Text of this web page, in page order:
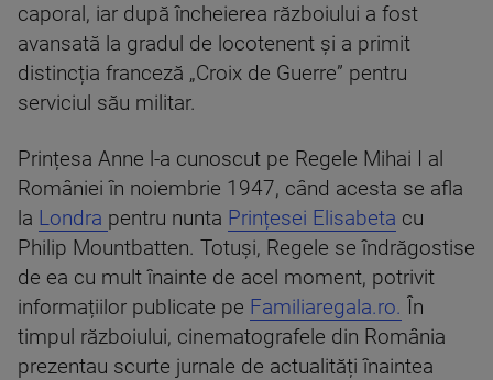
caporal, iar după încheierea războiului a fost
avansată la gradul de locotenent și a primit
distincția franceză „Croix de Guerre” pentru
serviciul său militar.
Prințesa Anne l-a cunoscut pe Regele Mihai I al
României în noiembrie 1947, când acesta se afla
la Londra pentru nunta Prințesei Elisabeta cu
Philip Mountbatten. Totuși, Regele se îndrăgostise
de ea cu mult înainte de acel moment, potrivit
informațiilor publicate pe Familiaregala.ro. În
timpul războiului, cinematografele din România
prezentau scurte jurnale de actualități înaintea